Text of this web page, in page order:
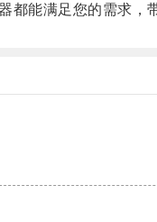
能满足您的需求，